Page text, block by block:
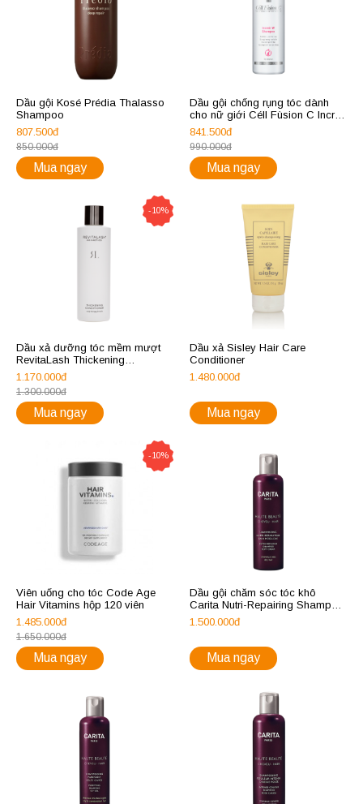
Dầu gội Kosé Prédia Thalasso
Shampoo
807.500đ
850.000đ
Mua ngay
Dầu gội chống rụng tóc dành
cho nữ giới Céll Fùsion C Increir
W Shampoo
841.500đ
990.000đ
Mua ngay
-10%
Dầu xả dưỡng tóc mềm mượt
RevitaLash Thickening
Conditioner
1.170.000đ
1.300.000đ
Mua ngay
Dầu xả Sisley Hair Care
Conditioner
1.480.000đ
Mua ngay
-10%
Viên uống cho tóc Code Age
Hair Vitamins hộp 120 viên
1.485.000đ
1.650.000đ
Mua ngay
Dầu gội chăm sóc tóc khô
Carita Nutri-Repairing Shampoo
Soft Cream
1.500.000đ
Mua ngay